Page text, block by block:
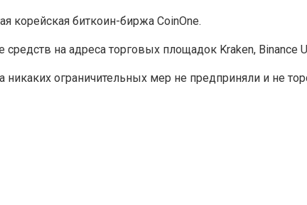
корейская биткоин-биржа CoinOne.
на адреса торговых площадок Kraken, Binance
ограничительных мер не предприняли и не